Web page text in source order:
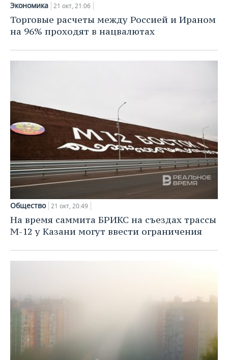
Экономика 21 окт, 21:06
Торговые расчеты между Россией и Ираном
на 96% проходят в нацвалютах
Общество 21 окт, 20:49
На время саммита БРИКС на съездах трассы
М-12 у Казани могут ввести ограничения